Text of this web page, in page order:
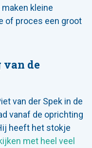
maken kleine
of proces een groot
van de
van der Spek in de
vanaf de oprichting
heeft het stokje
met heel veel